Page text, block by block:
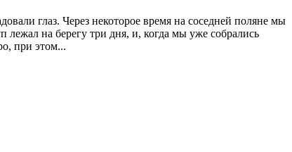
глаз. Через некоторое время на соседней поляне мы
на берегу три дня, и, когда мы уже собрались
при этом...